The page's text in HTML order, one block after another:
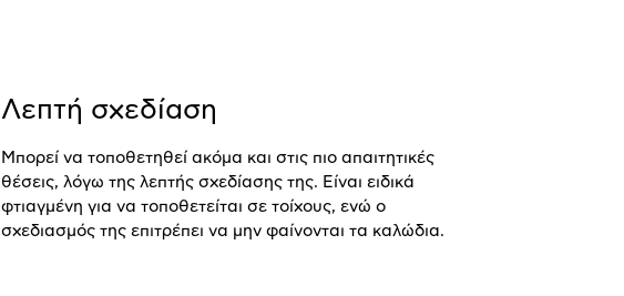
Λεπτή σχεδίαση
Μπορεί να τοποθετηθεί ακόμα και στις πιο απαιτητικές
θέσεις, λόγω της λεπτής σχεδίασης της. Είναι ειδικά
φτιαγμένη για να τοποθετείται σε τοίχους, ενώ ο
σχεδιασμός της επιτρέπει να μην φαίνονται τα καλώδια.